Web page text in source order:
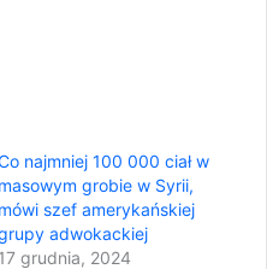
najmniej 100 000 ciał w
masowym grobie w Syrii,
mówi szef amerykańskiej
adwokackiej
17 grudnia, 2024